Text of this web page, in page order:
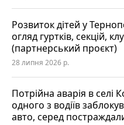
Розвиток дітей у
огляд гуртків, секцій,
(партнерський проєкт)
28 липня 2026 р.
Потрійна аварія в селі
одного з водіїв
авто, серед